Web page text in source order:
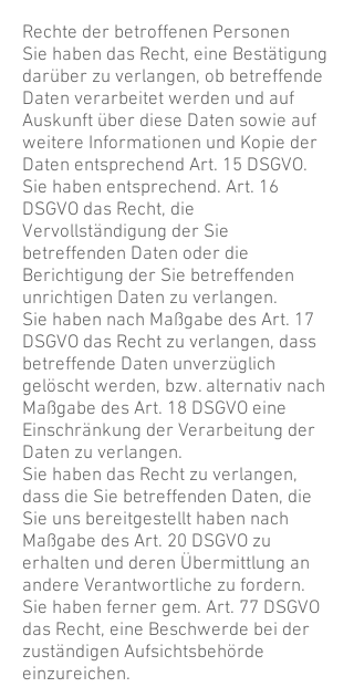
Rechte der betroffenen Personen
Sie haben das Recht, eine Bestätigung
darüber zu verlangen, ob betreffende
Daten verarbeitet werden und auf
Auskunft über diese Daten sowie auf
weitere Informationen und Kopie der
Daten entsprechend Art. 15 DSGVO.
Sie haben entsprechend. Art. 16
DSGVO das Recht, die
Vervollständigung der Sie
betreffenden Daten oder die
Berichtigung der Sie betreffenden
unrichtigen Daten zu verlangen.
Sie haben nach Maßgabe des Art. 17
DSGVO das Recht zu verlangen, dass
betreffende Daten unverzüglich
gelöscht werden, bzw. alternativ nach
Maßgabe des Art. 18 DSGVO eine
Einschränkung der Verarbeitung der
Daten zu verlangen.
Sie haben das Recht zu verlangen,
dass die Sie betreffenden Daten, die
Sie uns bereitgestellt haben nach
Maßgabe des Art. 20 DSGVO zu
erhalten und deren Übermittlung an
andere Verantwortliche zu fordern.
Sie haben ferner gem. Art. 77 DSGVO
das Recht, eine Beschwerde bei der
zuständigen Aufsichtsbehörde
einzureichen.